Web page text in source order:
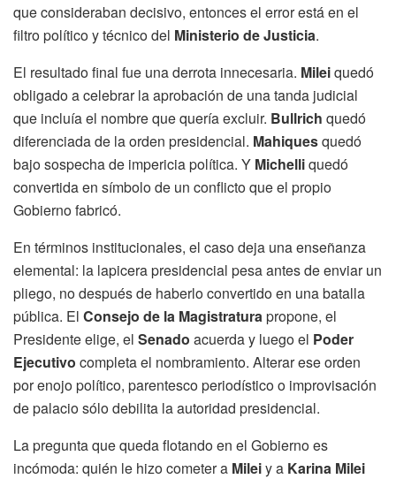
que consideraban decisivo, entonces el error está en el
filtro político y técnico del Ministerio de Justicia.
El resultado final fue una derrota innecesaria. Mileiquedó
obligado a celebrar la aprobación de una tanda judicial
que incluía el nombre que quería excluir. Bullrich quedó
diferenciada de la orden presidencial. Mahiquesquedó
bajo sospecha de impericia política. Y Michelliquedó
convertida en símbolo de un conflicto que el propio
Gobierno fabricó.
En términos institucionales, el caso deja una enseñanza
elemental: la lapicera presidencial pesa antes de enviar un
pliego, no después de haberlo convertido en una batalla
pública. El Consejo de la Magistraturapropone, el
Presidente elige, el Senado acuerda y luego el Poder
Ejecutivo completa el nombramiento. Alterar ese orden
por enojo político, parentesco periodístico o improvisación
de palacio sólo debilita la autoridad presidencial.
La pregunta que queda flotando en el Gobierno es
incómoda: quién le hizo cometer a Mileiy a Karina Milei